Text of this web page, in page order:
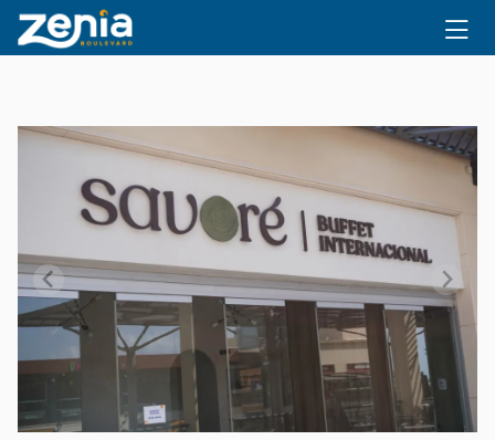
Ir al contenido principal